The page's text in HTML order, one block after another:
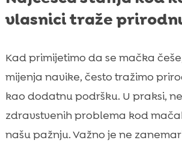
vlasnici traže
Kad primijetimo da se mačka
mijenja navike, često tražimo
kao dodatnu podršku. U praksi,
zdravstvenih problema kod
našu pažnju. Važno je ne